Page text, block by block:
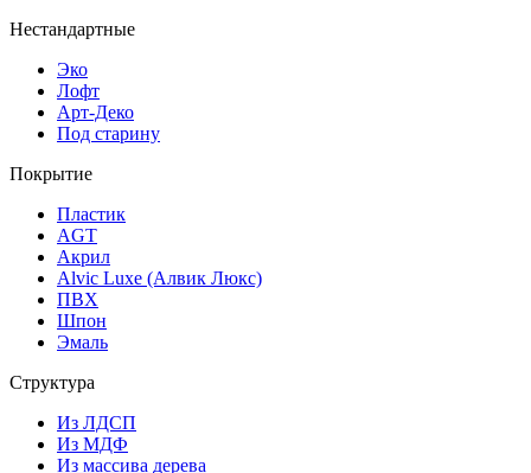
Нестандартные
Эко
Лофт
Арт-Деко
Под старину
Покрытие
Пластик
AGT
Акрил
Alvic Luxe (Алвик Люкс)
ПВХ
Шпон
Эмаль
Структура
Из ЛДСП
Из МДФ
Из массива дерева